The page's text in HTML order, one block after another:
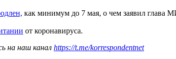
как минимум до 7 мая, о чем заявил глава
от коронавируса.
на наш канал https://t.me/korrespondentnet